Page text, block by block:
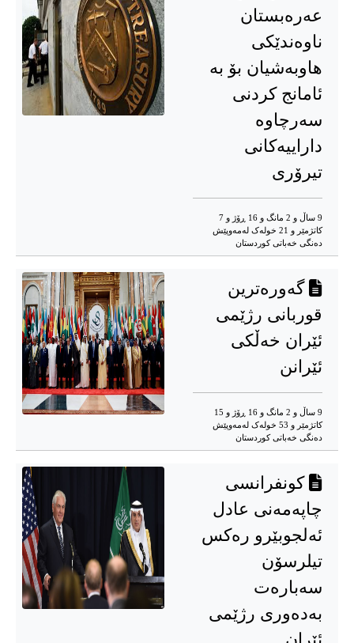
عەرەبستان
ناوەندێکی
هاوبەشیان بۆ بە
ئامانج کردنی
سەرچاوە
داراییەکانی
تیرۆری
9 ساڵ و 2 مانگ و 16 ڕۆژ و 7
کاتژمێر و 21 خوله‌ک له‌مه‌وپێش‌
دەنگی خەباتی کوردستان
گەورەترین
قوربانی رژێمی
ئێران خەڵکی
ئێرانن
9 ساڵ و 2 مانگ و 16 ڕۆژ و 15
کاتژمێر و 53 خوله‌ک له‌مه‌وپێش‌
دەنگی خەباتی کوردستان
کونفرانسی
چاپەمەنی عادل
ئەلجوبێرو رەکس
تیلرسۆن
سەبارەت
بەدەوری رژێمی